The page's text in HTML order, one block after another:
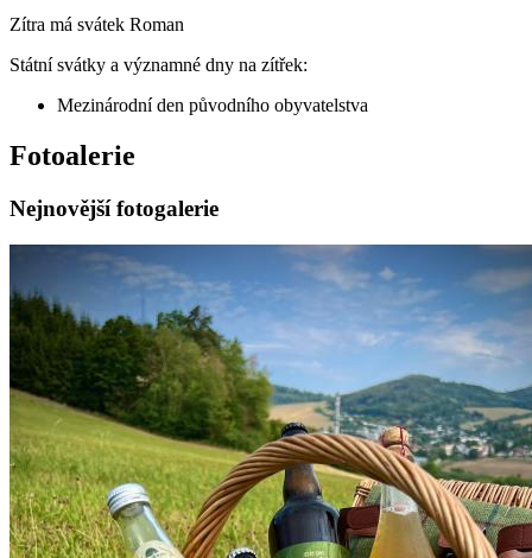
Zítra má svátek Roman
Státní svátky a významné dny na zítřek:
Mezinárodní den původního obyvatelstva
Fotoalerie
Nejnovější fotogalerie